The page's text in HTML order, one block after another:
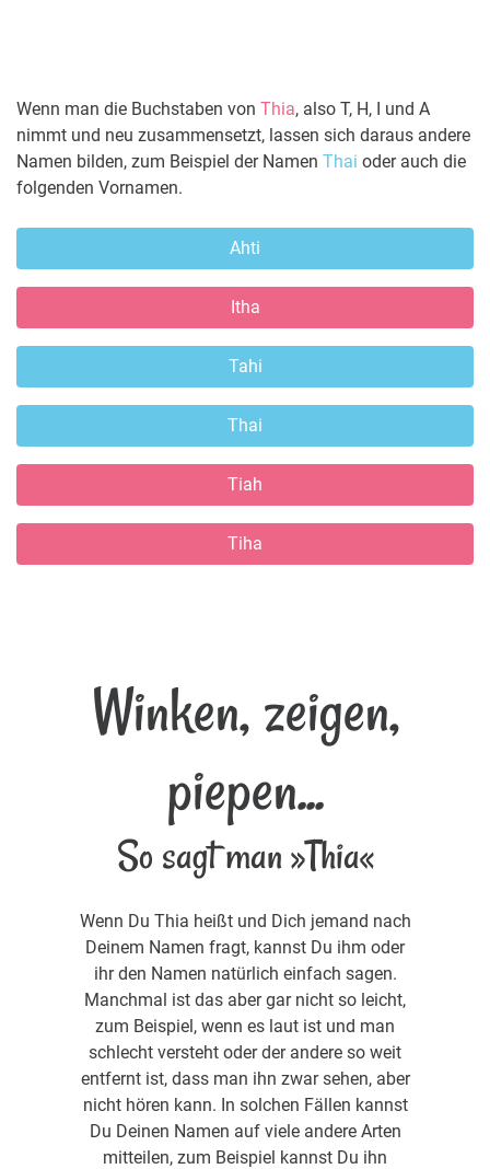
Wenn man die Buchstaben von Thia, also T, H, I und A
nimmt und neu zusammensetzt, lassen sich daraus andere
Namen bilden, zum Beispiel der Namen Thai oder auch die
folgenden Vornamen.
Ahti
Itha
Tahi
Thai
Tiah
Tiha
Winken, zeigen,
piepen...
So sagt man »Thia«
Wenn Du Thia heißt und Dich jemand nach
Deinem Namen fragt, kannst Du ihm oder
ihr den Namen natürlich einfach sagen.
Manchmal ist das aber gar nicht so leicht,
zum Beispiel, wenn es laut ist und man
schlecht versteht oder der andere so weit
entfernt ist, dass man ihn zwar sehen, aber
nicht hören kann. In solchen Fällen kannst
Du Deinen Namen auf viele andere Arten
mitteilen, zum Beispiel kannst Du ihn